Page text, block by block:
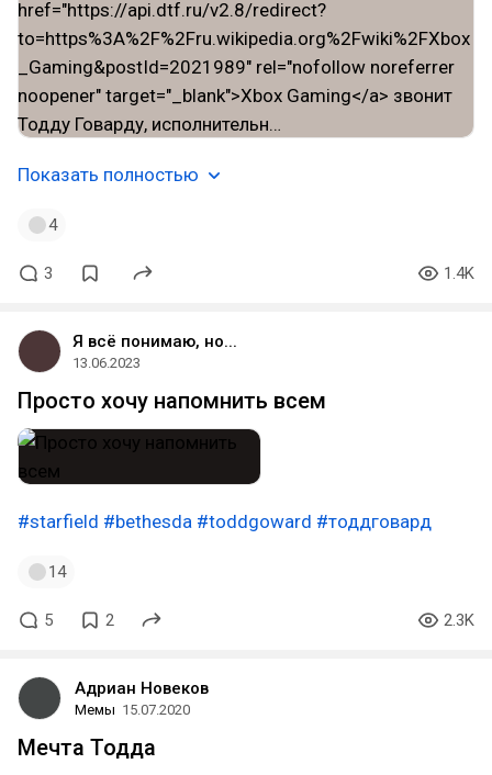
Показать полностью
4
3 1.4K
Я всё понимаю, но...
13.06.2023
Просто хочу напомнить всем
#starfield #bethesda #toddgoward #тоддговард
14
5 2 2.3K
Адриан Новеков
Мемы 15.07.2020
Мечта Тодда